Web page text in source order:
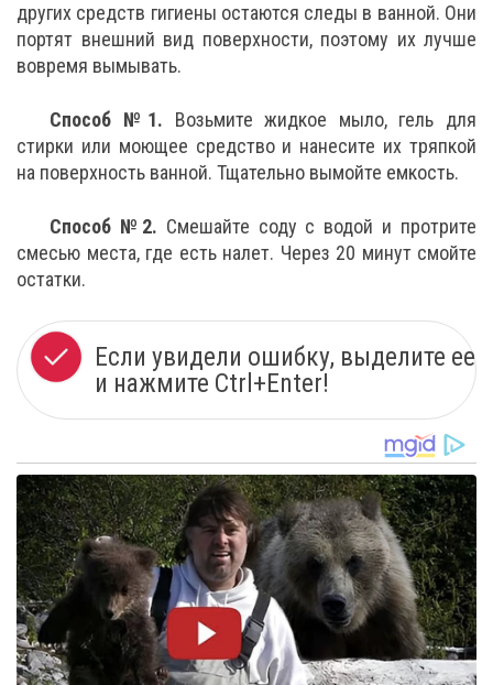
других средств гигиены остаются следы в ванной. Они
портят внешний вид поверхности, поэтому их лучше
вовремя вымывать.
Способ №1. Возьмите жидкое мыло, гель для
стирки или моющее средство и нанесите их тряпкой
на поверхность ванной. Тщательно вымойте емкость.
Способ №2. Смешайте соду с водой и протрите
смесью места, где есть налет. Через 20 минут смойте
остатки.
Если увидели ошибку, выделите ее
и нажмите Ctrl+Enter!